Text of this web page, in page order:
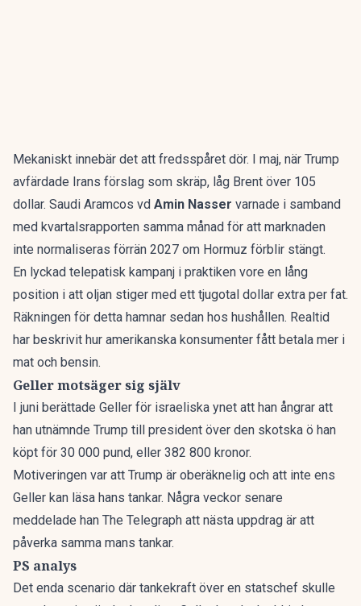
Mekaniskt innebär det att fredsspåret dör. I maj, när Trump
avfärdade Irans förslag som skräp, låg Brent över 105
dollar. Saudi Aramcos vd Amin Nasser varnade i samband
med kvartalsrapporten samma månad för att marknaden
inte normaliseras förrän 2027 om Hormuz förblir stängt.
En lyckad telepatisk kampanj i praktiken vore en lång
position i att oljan stiger med ett tjugotal dollar extra per fat.
Räkningen för detta hamnar sedan hos hushållen. Realtid
har beskrivit hur amerikanska konsumenter fått betala mer i
mat och bensin.
Geller motsäger sig själv
I juni berättade Geller för israeliska ynet att han ångrar att
han utnämnde Trump till president över den skotska ö han
köpt för 30 000 pund, eller 382 800 kronor.
Motiveringen var att Trump är oberäknelig och att inte ens
Geller kan läsa hans tankar. Några veckor senare
meddelade han The Telegraph att nästa uppdrag är att
påverka samma mans tankar.
PS analys
Det enda scenario där tankekraft över en statschef skulle